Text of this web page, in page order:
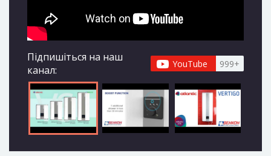
Підпишіться на наш
канал:
YouTube 999+